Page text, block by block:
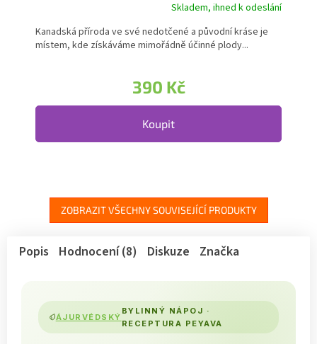
Skladem, ihned k odeslání
390 Kč
Koupit
Kanadská příroda ve své nedotčené a původní kráse je
místem, kde získáváme mimořádně účinné plody...
ZOBRAZIT VŠECHNY SOUVISEJÍCÍ PRODUKTY
Popis Hodnocení (8) Diskuze Značka
ÁJURVÉDSKÝ
BYLINNÝ NÁPOJ ·
RECEPTURA PEYAVA